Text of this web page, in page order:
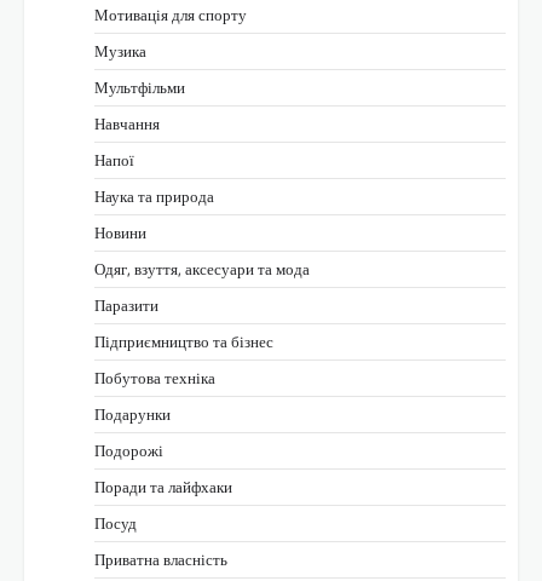
Мотивація для спорту
Музика
Мультфільми
Навчання
Напої
Наука та природа
Новини
Одяг, взуття, аксесуари та мода
Паразити
Підприємництво та бізнес
Побутова техніка
Подарунки
Подорожі
Поради та лайфхаки
Посуд
Приватна власність